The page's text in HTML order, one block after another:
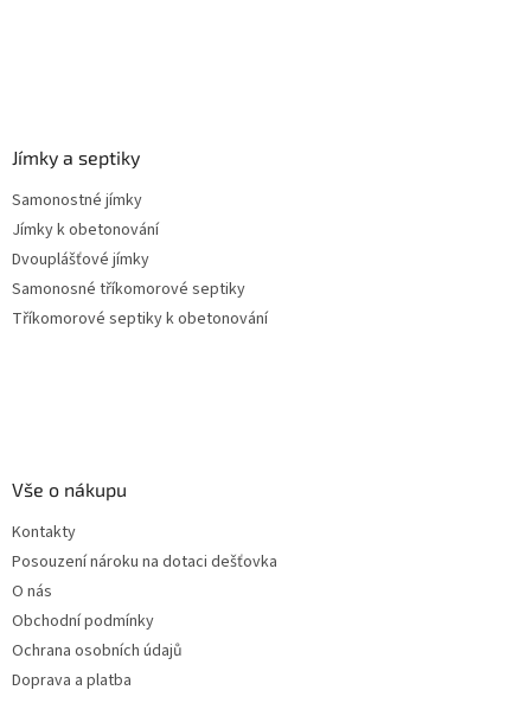
Jímky a septiky
Samonostné jímky
Jímky k obetonování
Dvouplášťové jímky
Samonosné tříkomorové septiky
Tříkomorové septiky k obetonování
Vše o nákupu
Kontakty
Posouzení nároku na dotaci dešťovka
O nás
Obchodní podmínky
Ochrana osobních údajů
Doprava a platba